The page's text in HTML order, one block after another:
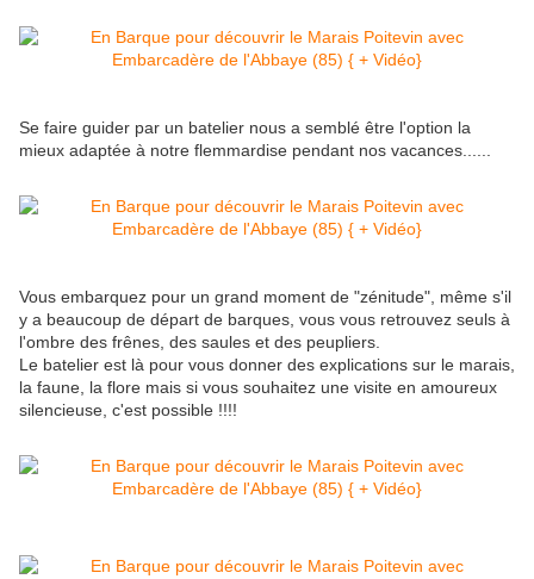
Se faire guider par un batelier nous a semblé être l'option la
mieux adaptée à notre flemmardise pendant nos vacances......
Vous embarquez pour un grand moment de "zénitude", même s'il
y a beaucoup de départ de barques, vous vous retrouvez seuls à
l'ombre des frênes, des saules et des peupliers.
Le batelier est là pour vous donner des explications sur le marais,
la faune, la flore mais si vous souhaitez une visite en amoureux
silencieuse, c'est possible !!!!